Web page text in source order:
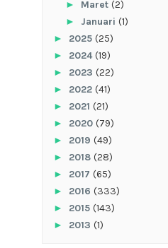
► Maret (2)
► Januari (1)
► 2025 (25)
► 2024(19)
► 2023 (22)
► 2022 (41)
► 2021 (21)
► 2020 (79)
► 2019 (49)
► 2018 (28)
► 2017 (65)
► 2016 (333)
► 2015 (143)
► 2013 (1)